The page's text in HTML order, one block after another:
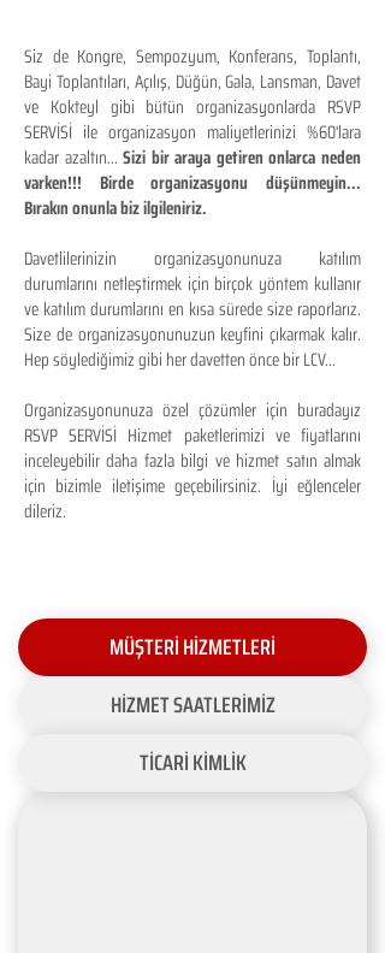
Siz de Kongre, Sempozyum, Konferans, Toplantı,
Bayi Toplantıları, Açılış, Düğün, Gala, Lansman, Davet
ve Kokteyl gibi bütün organizasyonlarda RSVP
SERVİSİ ile organizasyon maliyetlerinizi %60'lara
kadar azaltın...Sizi bir araya getiren onlarca neden
varken!!! Birde organizasyonu düşünmeyin...
Bırakın onunla biz ilgileniriz.
Davetlilerinizin organizasyonunuza katılım
durumlarını netleştirmek için birçok yöntem kullanır
ve katılım durumlarını en kısa sürede size raporlarız.
Size de organizasyonunuzun keyfini çıkarmak kalır.
Hep söylediğimiz gibi her davetten önce bir LCV...
Organizasyonunuza özel çözümler için buradayız
RSVP SERVİSİ Hizmet paketlerimizi ve fiyatlarını
inceleyebilir daha fazla bilgi ve hizmet satın almak
için bizimle iletişime geçebilirsiniz. İyi eğlenceler
dileriz.
MÜŞTERİ HİZMETLERİ
HİZMET SAATLERİMİZ
TİCARİ KİMLİK